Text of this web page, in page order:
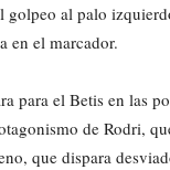
golpeo al palo
en el marcador.
para el Betis en las
de Rodri,
que dispara